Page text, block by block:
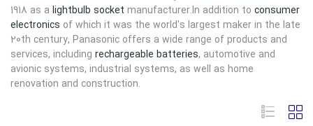
1918 as a lightbulb socket manufacturer.In addition to consumer
electronics of which it was the world's largest maker in the late
20th century, Panasonic offers a wide range of products and
services, including rechargeable batteries, automotive and
avionic systems, industrial systems, as well as home
renovation and construction.